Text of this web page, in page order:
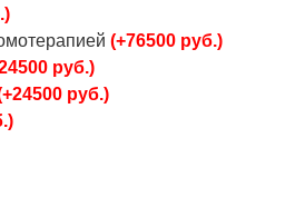
(+76500 руб.)
руб.)
руб.)